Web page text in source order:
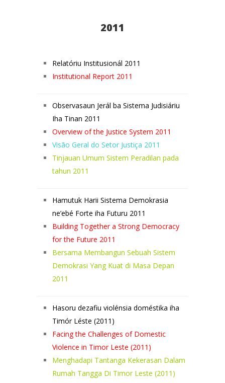
2011
Relatóriu Institusionál 2011
Institutional Report 2011
Observasaun Jerál ba Sistema Judisiáriu
Iha Tinan 2011
Overview of the Justice System 2011
Visão Geral do Setor Justiça 2011
Tinjauan Umum Sistem Peradilan pada
tahun 2011
Hamutuk Harii Sistema Demokrasia
ne’ebé Forte iha Futuru 2011
Building Together a Strong Democracy
for the Future 2011
Bersama Membangun Sebuah Sistem
Demokrasi Yang Kuat di Masa Depan
2011
Hasoru dezafiu violénsia doméstika iha
Timór Léste (2011)
Facing the Challenges of Domestic
Violence in Timor Leste (2011)
Menghadapi Tantanga Kekerasan Dalam
Rumah Tangga Di Timor Leste (2011)